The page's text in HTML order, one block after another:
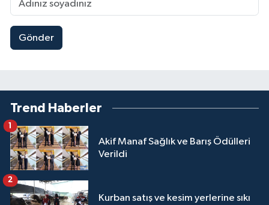
Gönder
Trend Haberler
Akif Manaf Sağlık ve Barış Ödülleri
Verildi
1
Kurban satış ve kesim yerlerine sıkı
2